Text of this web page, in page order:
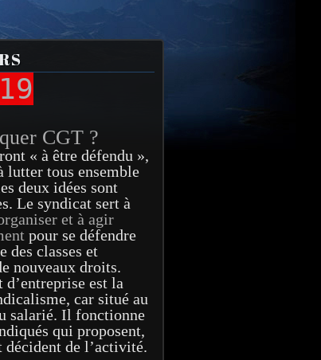
CGT ?
« à être défendu »,
lutter tous ensemble
deux idées sont
Le syndicat sert à
et à agir
pour se défendre
des classes et
nouveaux droits.
d’entreprise est la
car situé au
salarié. Il fonctionne
qui proposent,
décident de l’activité.